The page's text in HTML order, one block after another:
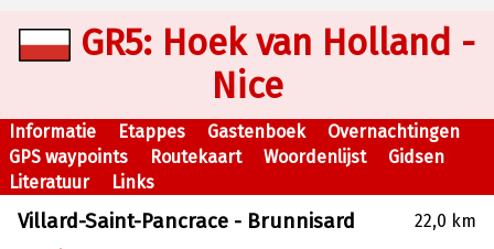
GR5: Hoek van Holland -
Nice
Informatie Etappes Gastenboek
Overnachtingen
GPS waypoints
Routekaart Woordenlijst
Gidsen
Literatuur
Links
Villard-Saint-Pancrace - Brunnisard
22,0 km